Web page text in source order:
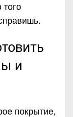
того
и
покрытие,